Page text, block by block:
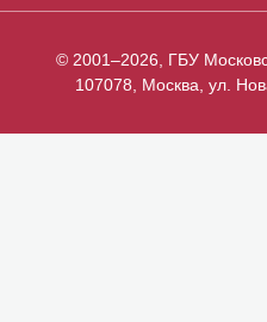
© 2001–2026, ГБУ
107078, Москва, ул.